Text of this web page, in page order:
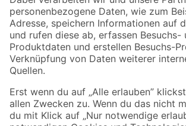
Zahlungsarten Versandarten
Sicher einkaufen
Jetzt die toom-App herunterladen